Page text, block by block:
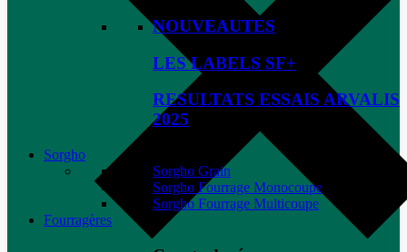
NOUVEAUTES
LES LABELS SF+
RESULTATS ESSAIS ARVALIS
2025
Sorgho
Sorgho Grain
Sorgho Fourrage Monocoupe
Sorgho Fourrage Multicoupe
Fourragères